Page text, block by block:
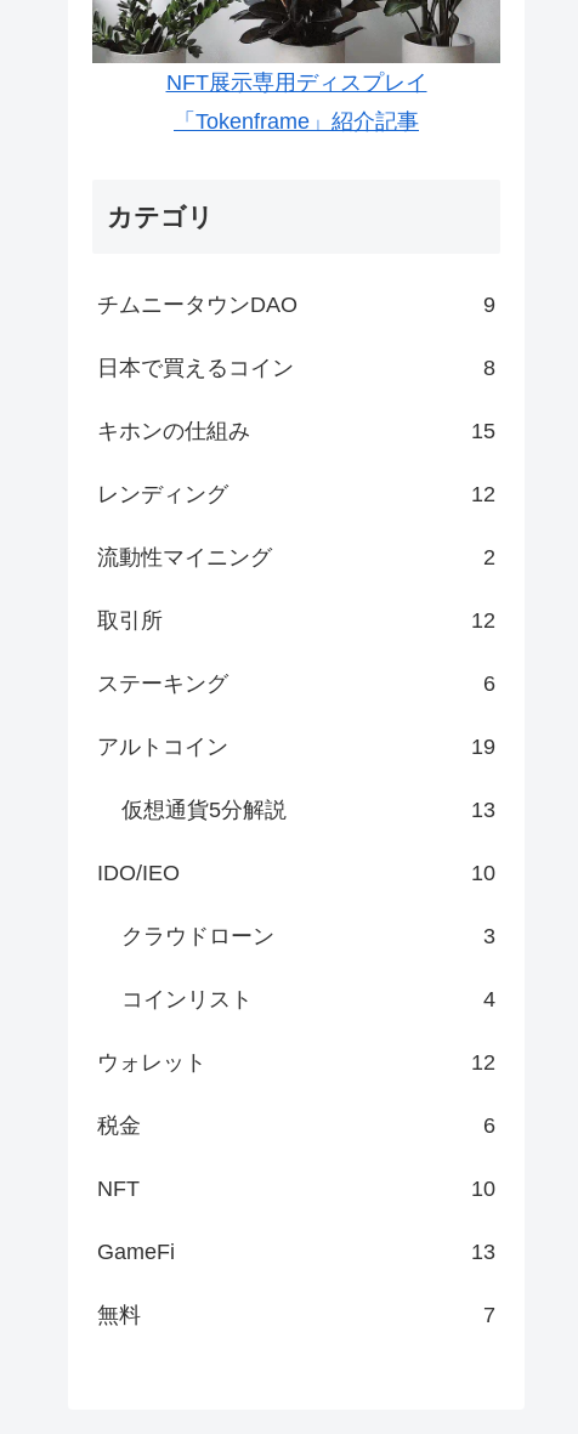
NFT展示専用ディスプレイ
「Tokenframe」紹介記事
カテゴリ
チムニータウンDAO 9
日本で買えるコイン 8
キホンの仕組み 15
レンディング 12
流動性マイニング 2
取引所 12
ステーキング 6
アルトコイン 19
仮想通貨5分解説 13
IDO/IEO 10
クラウドローン 3
コインリスト 4
ウォレット 12
税金 6
NFT 10
GameFi 13
無料 7